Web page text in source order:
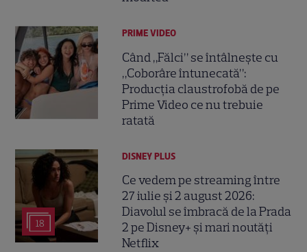
PRIME VIDEO
Când „Fălci” se întâlnește cu
„Coborâre întunecată”:
Producția claustrofobă de pe
Prime Video ce nu trebuie
ratată
18
DISNEY PLUS
Ce vedem pe streaming între
27 iulie și 2 august 2026:
Diavolul se îmbracă de la Prada
2 pe Disney+ și mari noutăți
Netflix